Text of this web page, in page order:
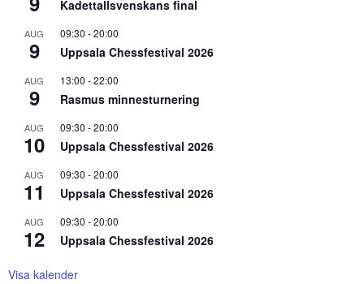
Kadettallsvenskans final
AUG
9
09:30 -20:00
Uppsala Chessfestival 2026
AUG
9
13:00 -22:00
Rasmus minnesturnering
AUG
10
09:30 -20:00
Uppsala Chessfestival 2026
AUG
11
09:30 -20:00
Uppsala Chessfestival 2026
AUG
12
09:30 -20:00
Uppsala Chessfestival 2026
Visa kalender